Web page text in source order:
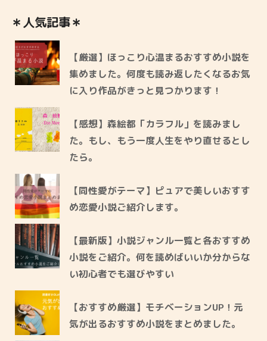
＊人気記事＊
【厳選】ほっこり心温まるおすすめ小説を
集めました。何度も読み返したくなるお気
に入り作品がきっと見つかります！
【感想】森絵都「カラフル」を読みまし
た。もし、もう一度人生をやり直せるとし
たら。
【同性愛がテーマ】ピュアで美しいおすす
め恋愛小説ご紹介します。
【最新版】小説ジャンル一覧と各おすすめ
小説をご紹介。何を読めばいいか分からな
い初心者でも選びやすい
【おすすめ厳選】モチベーションUP！元
気が出るおすすめ小説をまとめました。